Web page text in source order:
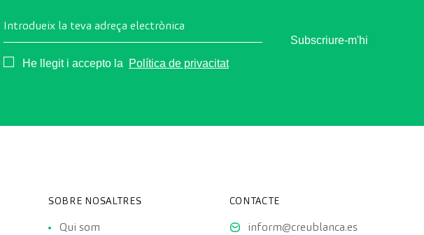
Introdueix la teva adreça electrònica
Consentimiento
He llegit i accepto la Política de privacitat
Subscriure-m'hi
SOBRE NOSALTRES
Qui som
CONTACTE
inform@creublanca.es